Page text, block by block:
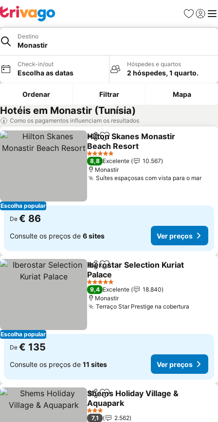
Favoritos
Iniciar
Destino
Monastir
Check-in/out
Escolha as datas
Hóspedes e quartos
2 hóspedes, 1 quarto.
Ordenar Filtrar Mapa
Hotéis em Monastir (Tunísia)
Como os pagamentos influenciam os resultados
Escolha popular
PartilharAdicionar aos favoritos
Hilton Skanes Monastir
Beach Resort
Ver preços
5 Estrelas
8,8 Excelente
10.567
Monastir
Suítes espaçosas com vista para o marVer
De € 86
Consulte os preços de 6 sites Ver preços
Escolha popular
PartilharAdicionar aos favoritos
Iberostar Selection Kuriat
Palace
Ver preços
5 Estrelas
9,4 Excelente
18.840
Monastir
Terraço Star Prestige na cobertura
De € 135
Consulte os preços de 11 sites Ver preços
PartilharAdicionar aos favoritos
Shems Holiday Village &
Aquapark
Ver preços
3 Estrelas
7,1
2.562